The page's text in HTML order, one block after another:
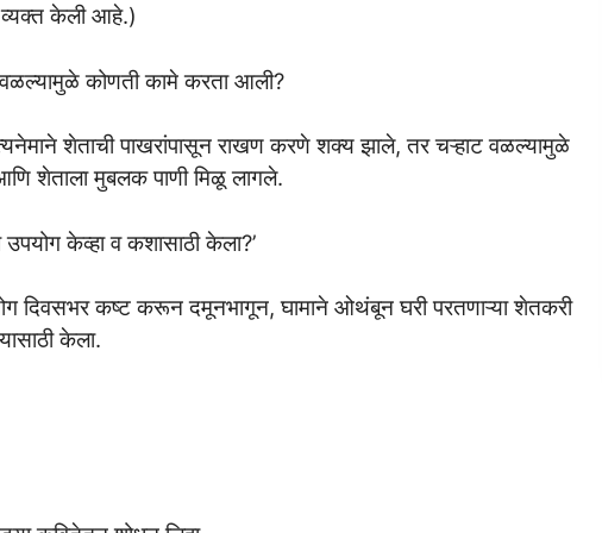
व्यक्त केली आहे.)
कोणती कामे करता आली?
शेताची पाखरांपासून राखण करणे शक्य झाले, तर चऱ्हाट वळल्यामुळे
शेताला मुबलक पाणी मिळू लागले.
केव्हा व कशासाठी केला?’
दिवसभर कष्ट करून दमूनभागून, घामाने ओथंबून घरी परतणाऱ्या शेतकरी
केला.